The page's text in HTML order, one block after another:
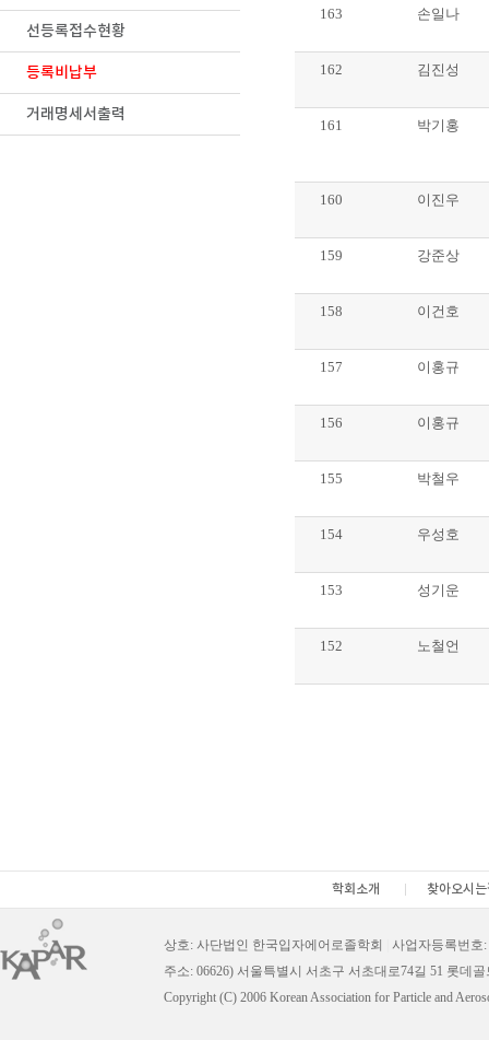
선등록접수현황
등록비납부
거래명세서출력
163 손일나
162 김진성
161 박기홍
160 이진우
159 강준상
158 이건호
157 이홍규
156 이홍규
155 박철우
154 우성호
153 성기운
152 노철언
학회소개 찾아오시는
상호: 사단법인 한국입자에어로졸학회
사업자등록번호
주소: 06626) 서울특별시 서초구 서초대로74길 51 롯데
Copyright (C) 2006 Korean Association for Particle and